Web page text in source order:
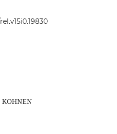
KOHNEN